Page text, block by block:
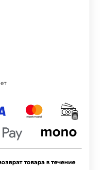
товара в течение